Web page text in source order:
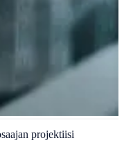
projektiisi